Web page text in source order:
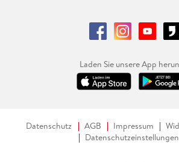
Laden Sie unsere App
Datenschutz AGB Impressum
Datenschutzeinstellungen